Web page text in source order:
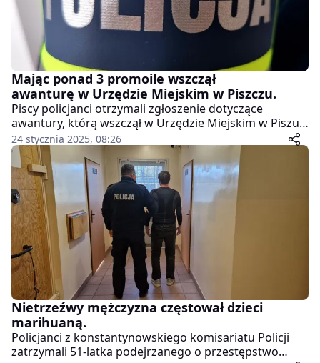
Mając ponad 3 promoile wszczął
awanturę w Urzędzie Miejskim w Piszczu.
Piscy policjanci otrzymali zgłoszenie dotyczące
awantury, którą wszczął w Urzędzie Miejskim w Piszu
nietrzeźwy mężczyzna. Był to 37-latek, który groził
pracownikom magistratu wymachując w ich kierunku
pustą butelką po piwie. Był bardzo agresywny,
nadpobudliwy i zachowywał się irracjonalnie. Jak się
okazało miał ponad 3 promile alkoholu w organizmie.
Został zatrzymany w policyjnym areszcie. Po
wytrzeźwieniu usłyszał zarzuty.
24 stycznia 2025, 08:26
Nietrzeźwy mężczyzna częstował dzieci
marihuaną.
Policjanci z konstantynowskiego komisariatu Policji
zatrzymali 51-latka podejrzanego o przestępstwo